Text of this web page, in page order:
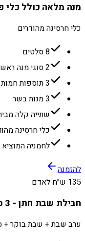
מנה מלאה כולל כלי
כלי חרסינה מהודרים
8 סלטים
2 סוגי מנה ראשונה
3 תוספות חמות
3 מנות בשר
שתייה קלה
כלי חרסינה
לחמניה המוציא
להזמנה
135 ש״ח לאדם
חבילת שבת חתן - 3 סעודות
ערב שבת + שבת בוקר +